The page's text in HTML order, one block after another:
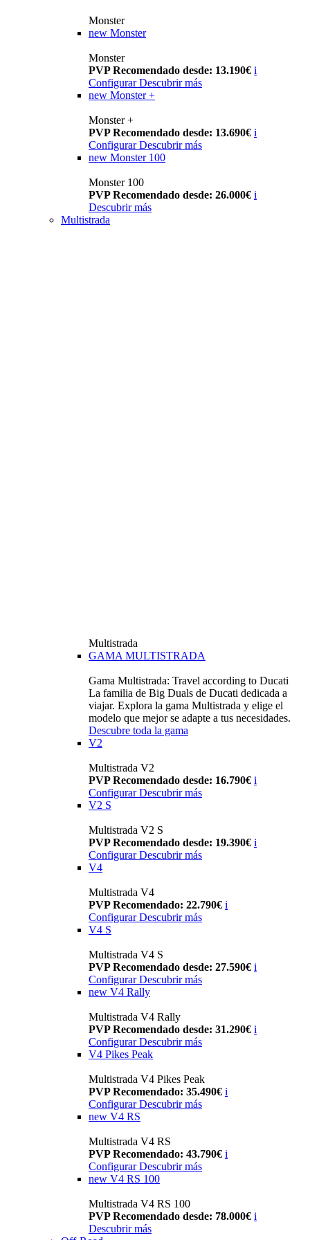
Monster
new Monster
Monster
PVP Recomendado desde: 13.190€ i
Configurar Descubrir más
new Monster +
Monster +
PVP Recomendado desde: 13.690€ i
Configurar Descubrir más
new Monster 100
Monster 100
PVP Recomendado desde: 26.000€ i
Descubrir más
Multistrada
Multistrada
GAMA MULTISTRADA
Gama Multistrada: Travel according to Ducati
La familia de Big Duals de Ducati dedicada a
viajar. Explora la gama Multistrada y elige el
modelo que mejor se adapte a tus necesidades.
Descubre toda la gama
V2
Multistrada V2
PVP Recomendado desde: 16.790€ i
Configurar Descubrir más
V2 S
Multistrada V2 S
PVP Recomendado desde: 19.390€ i
Configurar Descubrir más
V4
Multistrada V4
PVP Recomendado: 22.790€ i
Configurar Descubrir más
V4 S
Multistrada V4 S
PVP Recomendado desde: 27.590€ i
Configurar Descubrir más
new V4 Rally
Multistrada V4 Rally
PVP Recomendado desde: 31.290€ i
Configurar Descubrir más
V4 Pikes Peak
Multistrada V4 Pikes Peak
PVP Recomendado: 35.490€ i
Configurar Descubrir más
new V4 RS
Multistrada V4 RS
PVP Recomendado: 43.790€ i
ConfigurarDescubrir más
new V4 RS 100
Multistrada V4 RS 100
PVP Recomendado desde: 78.000€ i
Descubrir más